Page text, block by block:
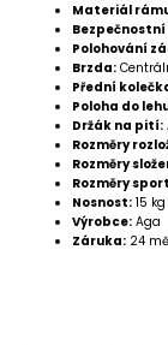
Materiál
Bezpečnostní
Polohování
Brzda:
Přední
Poloha do
Držák na pití:
Rozměry
Rozměry
Rozměry
Nosnost: 15 kg
Výrobce: Aga
Záruka: 24